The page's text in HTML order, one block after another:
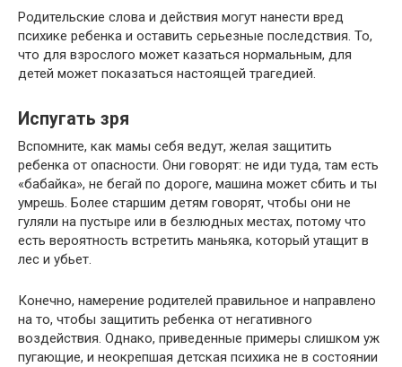
Родительские слова и действия могут нанести вред
психике ребенка и оставить серьезные последствия. То,
что для взрослого может казаться нормальным, для
детей может показаться настоящей трагедией.
Испугать зря
Вспомните, как мамы себя ведут, желая защитить
ребенка от опасности. Они говорят: не иди туда, там есть
«бабайка», не бегай по дороге, машина может сбить и ты
умрешь. Более старшим детям говорят, чтобы они не
гуляли на пустыре или в безлюдных местах, потому что
есть вероятность встретить маньяка, который утащит в
лес и убьет.
Конечно, намерение родителей правильное и направлено
на то, чтобы защитить ребенка от негативного
воздействия. Однако, приведенные примеры слишком уж
пугающие, и неокрепшая детская психика не в состоянии